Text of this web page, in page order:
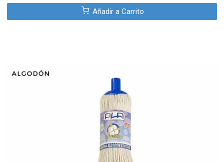
Añadir a Carrito